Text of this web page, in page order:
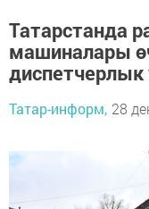
Татарстанда
машиналары
Татар-информ, 28